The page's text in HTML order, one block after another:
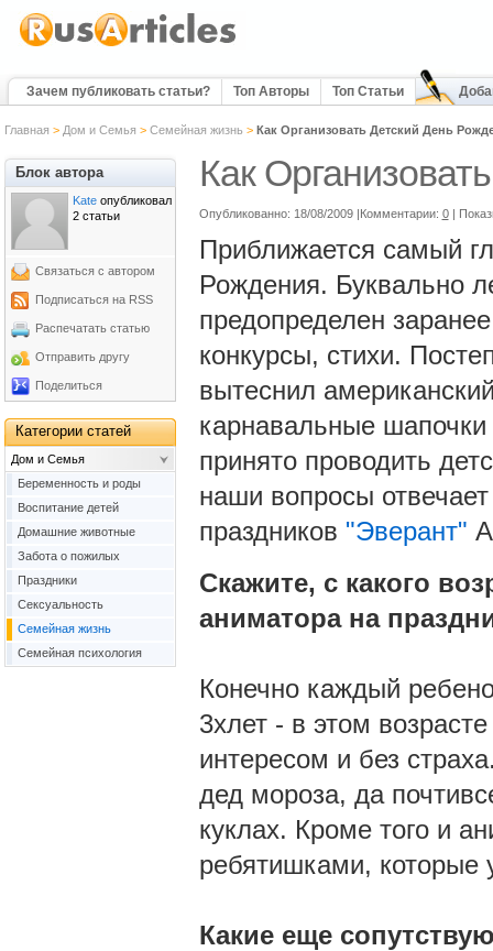
Зачем публиковать статьи? Топ Авторы Топ Статьи
Главная > Дом и Семья > Семейная жизнь > Как Организовать Детский День
Как
Опубликованно: 18/08/2009 |Комментарии: 0 |
Приближается самый
Рождения. Буквально
предопределен
конкурсы, стихи.
вытеснил
карнавальные
принято проводить
наши вопросы
праздников "Эверант"
Скажите, с какого
аниматора на
Конечно каждый
3хлет - в этом
интересом и без
дед мороза, да
куклах. Кроме того и
ребятишками, которые
Какие еще
Блок автора
Kateопубликовал
2 статьи
Связаться с автором
Подписаться на RSS
Распечатать статью
Отправить другу
Поделиться
Категории статей
Дом и Семья
Беременность и роды
Воспитание детей
Домашние животные
Забота о пожилых
Праздники
Сексуальность
Семейная жизнь
Семейная психология